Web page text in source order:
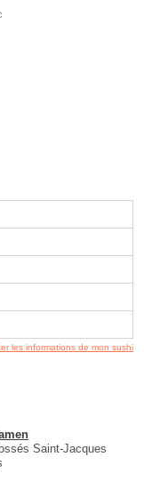
les informations de mon sushi
Saint-Jacques